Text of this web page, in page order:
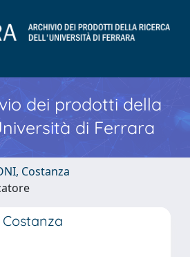
dei prodotti della
di Ferrara
Costanza
Costanza